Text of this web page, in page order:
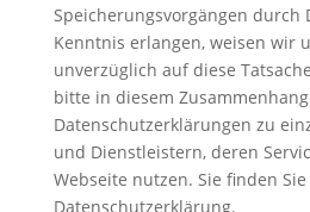
Speicherungsvorgängen durch
Kenntnis erlangen, weisen wir
unverzüglich auf diese
bitte in diesem
Datenschutzerklärungen zu
und Dienstleistern, deren
Webseite nutzen. Sie finden
Datenschutzerklärung.